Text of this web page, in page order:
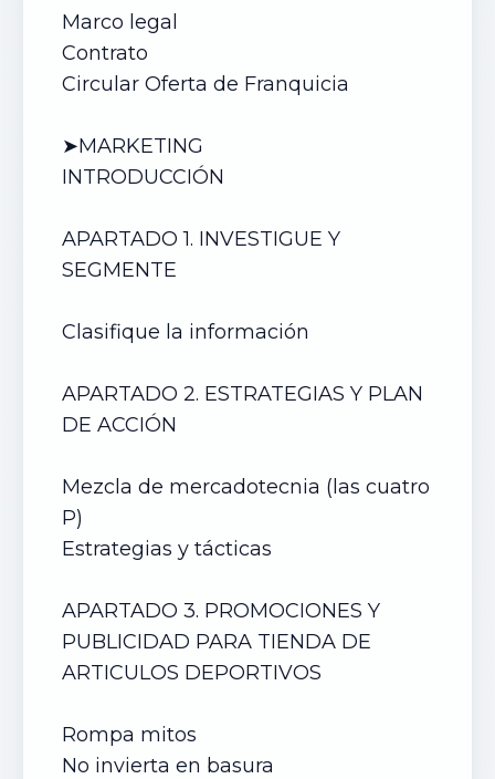
Marco legal
Contrato
Circular Oferta de Franquicia
➤MARKETING
INTRODUCCIÓN
APARTADO 1. INVESTIGUE Y
SEGMENTE
Clasifique la información
APARTADO 2. ESTRATEGIAS Y PLAN
DE ACCIÓN
Mezcla de mercadotecnia (las cuatro
P)
Estrategias y tácticas
APARTADO 3. PROMOCIONES Y
PUBLICIDAD PARA TIENDA DE
ARTICULOS DEPORTIVOS
Rompa mitos
No invierta en basura